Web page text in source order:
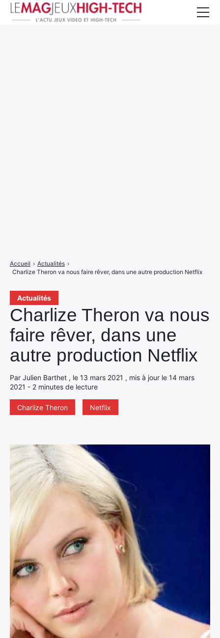
Actualités
Charlize Theron va nous
faire rêver, dans une
autre production Netflix
Par Julien Barthet , le 13 mars 2021 , mis à jour le 14 mars
2021 - 2 minutes de lecture
Charlize Theron Netflix
Accueil › Actualités ›
Charlize Theron va nous faire rêver, dans une autre production Netflix